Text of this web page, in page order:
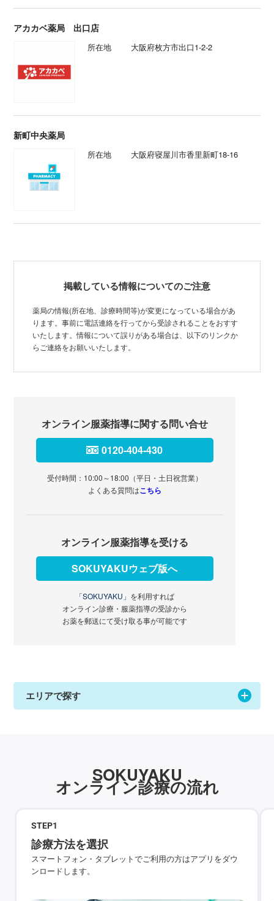
アカカベ薬局 出口店
所在地 大阪府枚方市出口1-2-2
新町中央薬局
所在地 大阪府寝屋川市香里新町18-16
掲載している情報についてのご注意
薬局の情報(所在地、診療時間等)が変更になっている場合があ
ります。事前に電話連絡を行ってから受診されることをおすす
いたします。情報について誤りがある場合は、以下のリンクか
らご連絡をお願いいたします。
オンライン服薬指導に関する問い合せ
0120-404-430
受付時間：10:00～18:00（平日・土日祝営業）
よくある質問はこちら
オンライン服薬指導を受ける
SOKUYAKUウェブ版へ
「SOKUYAKU」 を利用すれば
オンライン診療・服薬指導の受診から
お薬を郵送にて受け取る事が可能です
エリアで探す
SOKUYAKU
オンライン診療の流れ
STEP1
診療方法を選択
スマートフォン・タブレットでご利用の方はアプリをダウ
ンロードします。